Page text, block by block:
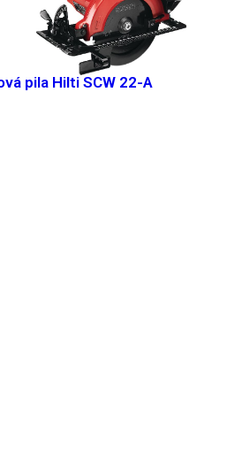
pila Hilti SCW 22-A